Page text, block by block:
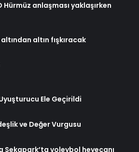
Hürmüz anlaşması yaklaşırken
altından altın fışkıracak
Ele Geçirildi
ve Değer Vurgusu
Sekapark’ta voleybol heyecanı